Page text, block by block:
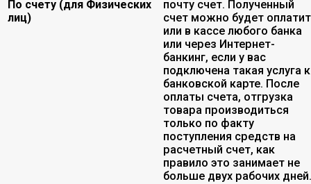
По счету (для Физических
лиц)
почту счет. Полученный
счет можно будет
или в кассе любого банка
или через Интернет-
банкинг, если у вас
подключена такая услуга к
банковской карте. После
оплаты счета, отгрузка
товара производиться
только по факту
поступления средств на
расчетный счет, как
правило это занимает не
больше двух рабочих дней.